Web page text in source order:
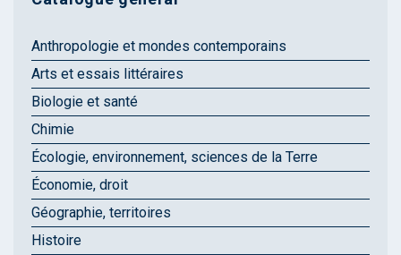
Anthropologie et mondes contemporains
Arts et essais littéraires
Biologie et santé
Chimie
Écologie, environnement, sciences de la Terre
Économie, droit
Géographie, territoires
Histoire